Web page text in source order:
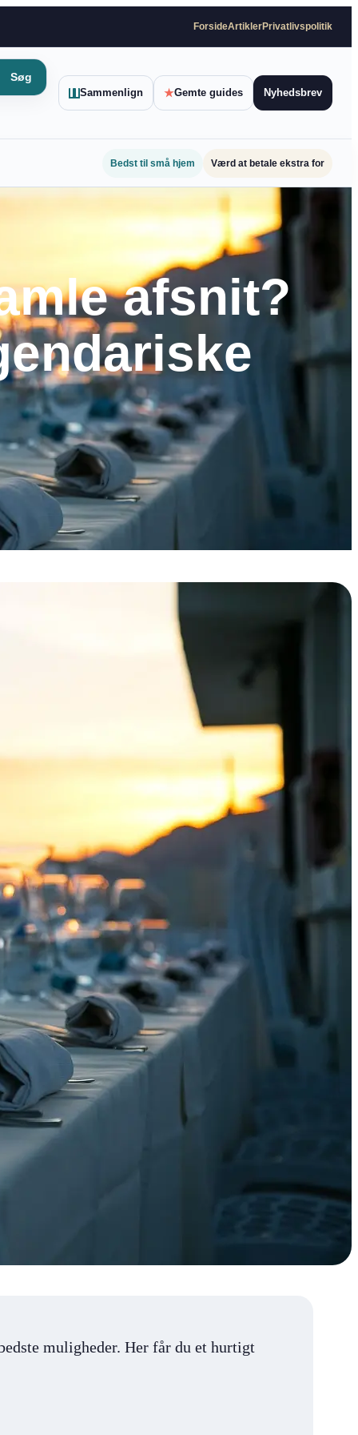
ForsideArtiklerPrivatlivspolitik
Søg
Sammenlign ★Gemte guides Nyhedsbrev
Bedst til små hjem Værd at betale ekstra for
afsnit?
muligheder. Her får du et hurtigt